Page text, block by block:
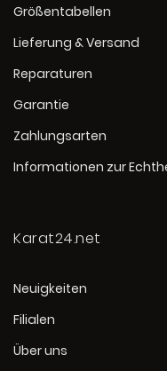
Größentabellen
Lieferung & Versand
Reparaturen
Garantie
Zahlungsarten
Informationen zur
Karat24.net
Neuigkeiten
Filialen
Über uns